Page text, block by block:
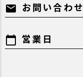
mail お問い合わせ
calendar_today 営業日